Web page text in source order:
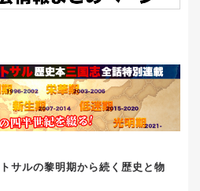
サルの黎明期から続く歴史と物